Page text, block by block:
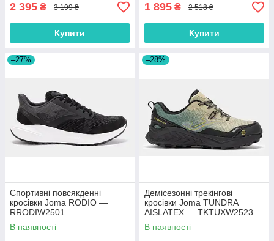
2 395 ₴ 3 199 ₴
Купити
1 895 ₴ 2 518 ₴
Купити
–27%
Спортивні повсякденні
кросівки Joma RODIO —
RRODIW2501
В наявності
–28%
Демісезонні трекінгові
кросівки Joma TUNDRA
AISLATEX — TKTUXW2523
В наявності